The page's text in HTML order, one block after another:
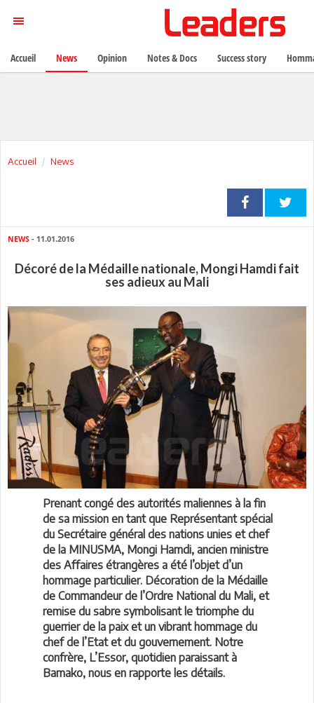
Accueil News
NEWS - 11.01.2016
Décoré de la Médaille nationale, Mongi Hamdi fait
ses adieux au Mali
Prenant congé des autorités maliennes à la fin
de sa mission en tant que Représentant spécial
du Secrétaire général des nations unies et chef
de la MINUSMA, Mongi Hamdi, ancien ministre
des Affaires étrangères a été l’objet d’un
hommage particulier. Décoration de la Médaille
de Commandeur de l’Ordre National du Mali, et
remise du sabre symbolisant le triomphe du
guerrier de la paix et un vibrant hommage du
chef de l’Etat et du gouvernement. Notre
confrère, L’Essor, quotidien paraissant à
Bamako, nous en rapporte les détails.
Accueil News Opinion Notes & Docs Success story